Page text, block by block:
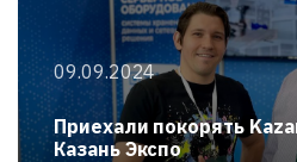
09.09.2024
Приехали покорять
Казань Экспо